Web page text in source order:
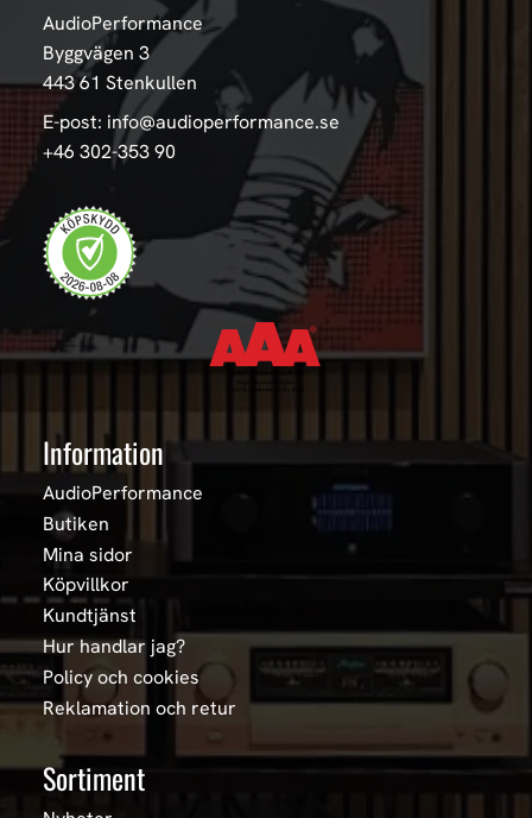
AudioPerformance
Byggvägen 3
443 61 Stenkullen
E-post: info@audioperformance.se
+46 302-353 90
Information
AudioPerformance
Butiken
Mina sidor
Köpvillkor
Kundtjänst
Hur handlar jag?
Policy och cookies
Reklamation och retur
Sortiment